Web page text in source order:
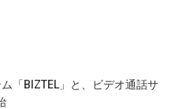
「BIZTEL」と、ビデオ通話サ